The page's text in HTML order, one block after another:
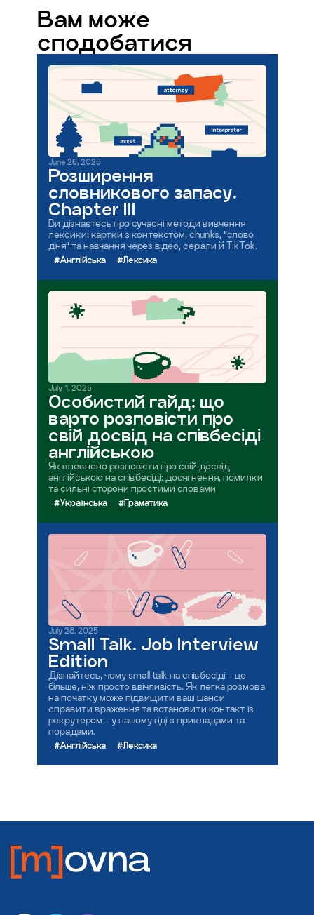
Вам може
сподобатися
June 26, 2025
Розширення
словникового запасу.
Chapter III
Ви дізнаєтесь про сучасні методи вивчення
лексики: картки з контекстом, chunks, “слово
дня” та навчання через відео, серіали й TikTok.
#Англійська #Лексика
July 1, 2025
Особистий гайд: що
варто розповісти про
свій досвід на співбесіді
англійською
Як впевнено розповісти про свій досвід
англійською на співбесіді: досягнення, помилки
та сильні сторони простими словами
#Українська #Граматика
July 28, 2025
Small Talk. Job Interview
Edition
Дізнайтесь, чому small talk на співбесіді - це
більше, ніж просто ввічливість. Як легка розмова
на початку може підвищити ваші шанси
справити враження та встановити контакт із
рекрутером - у нашому гіді з прикладами та
порадами.
#Англійська #Лексика